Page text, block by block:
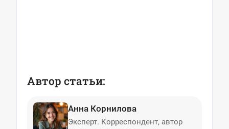
Автор статьи:
Анна Корнилова
Эксперт. Корреспондент, автор